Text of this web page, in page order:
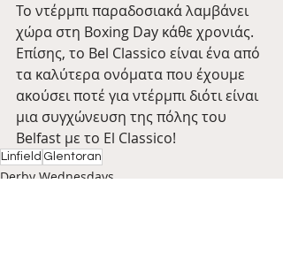
Το ντέρμπι παραδοσιακά λαμβάνει
χώρα στη Boxing Day κάθε χρονιάς.
Επίσης, το Bel Classico είναι ένα από
τα καλύτερα ονόματα που έχουμε
ακούσει ποτέ για ντέρμπι διότι είναι
μια συγχώνευση της πόλης του
Belfast με το El Classico!
Linfield Glentoran
Derby Wednesdays